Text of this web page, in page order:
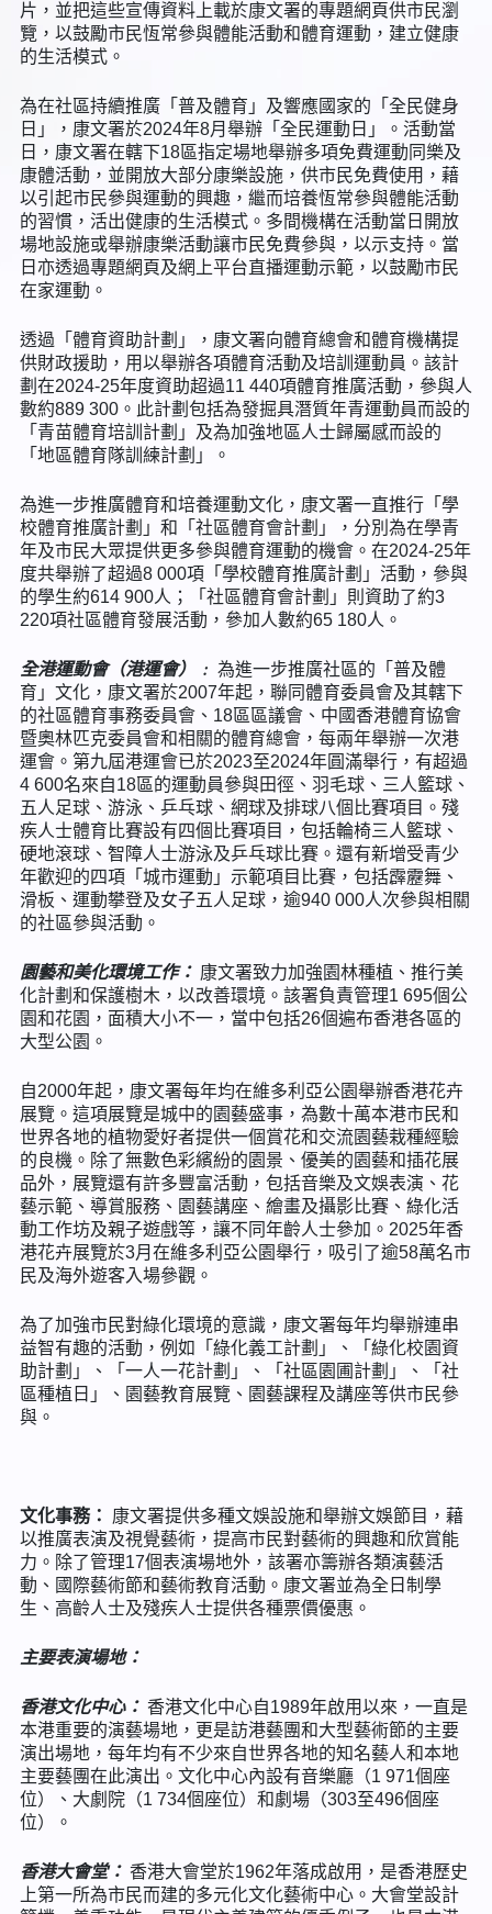
片，並把這些宣傳資料上載於康文署的專題網頁供市民瀏
覽，以鼓勵市民恆常參與體能活動和體育運動，建立健康
的生活模式。
為在社區持續推廣「普及體育」及響應國家的「全民健身
日」，康文署於2024年8月舉辦「全民運動日」。活動當
日，康文署在轄下18區指定場地舉辦多項免費運動同樂及
康體活動，並開放大部分康樂設施，供市民免費使用，藉
以引起市民參與運動的興趣，繼而培養恆常參與體能活動
的習慣，活出健康的生活模式。多間機構在活動當日開放
場地設施或舉辦康樂活動讓市民免費參與，以示支持。當
日亦透過專題網頁及網上平台直播運動示範，以鼓勵市民
在家運動。
透過「體育資助計劃」，康文署向體育總會和體育機構提
供財政援助，用以舉辦各項體育活動及培訓運動員。該計
劃在2024-25年度資助超過11 440項體育推廣活動，參與人
數約889 300。此計劃包括為發掘具潛質年青運動員而設的
「青苗體育培訓計劃」及為加強地區人士歸屬感而設的
「地區體育隊訓練計劃」。
為進一步推廣體育和培養運動文化，康文署一直推行「學
校體育推廣計劃」和「社區體育會計劃」，分別為在學青
年及市民大眾提供更多參與體育運動的機會。在2024-25年
度共舉辦了超過8 000項「學校體育推廣計劃」活動，參與
的學生約614 900人；「社區體育會計劃」則資助了約3
220項社區體育發展活動，參加人數約65 180人。
全港運動會（港運會）﹕ 為進一步推廣社區的「普及體
育」文化，康文署於2007年起，聯同體育委員會及其轄下
的社區體育事務委員會、18區區議會、中國香港體育協會
暨奧林匹克委員會和相關的體育總會，每兩年舉辦一次港
運會。第九屆港運會已於2023至2024年圓滿舉行，有超過
4 600名來自18區的運動員參與田徑、羽毛球、三人籃球、
五人足球、游泳、乒乓球、網球及排球八個比賽項目。殘
疾人士體育比賽設有四個比賽項目，包括輪椅三人籃球、
硬地滾球、智障人士游泳及乒乓球比賽。還有新增受青少
年歡迎的四項「城市運動」示範項目比賽，包括霹靂舞、
滑板、運動攀登及女子五人足球，逾940 000人次參與相關
的社區參與活動。
園藝和美化環境工作： 康文署致力加強園林種植、推行美
化計劃和保護樹木，以改善環境。該署負責管理1 695個公
園和花園，面積大小不一，當中包括26個遍布香港各區的
大型公園。
自2000年起，康文署每年均在維多利亞公園舉辦香港花卉
展覽。這項展覽是城中的園藝盛事，為數十萬本港市民和
世界各地的植物愛好者提供一個賞花和交流園藝栽種經驗
的良機。除了無數色彩繽紛的園景、優美的園藝和插花展
品外，展覽還有許多豐富活動，包括音樂及文娛表演、花
藝示範、導賞服務、園藝講座、繪畫及攝影比賽、綠化活
動工作坊及親子遊戲等，讓不同年齡人士參加。2025年香
港花卉展覽於3月在維多利亞公園舉行，吸引了逾58萬名市
民及海外遊客入場參觀。
為了加強市民對綠化環境的意識，康文署每年均舉辦連串
益智有趣的活動，例如「綠化義工計劃」、「綠化校園資
助計劃」、「一人一花計劃」、「社區園圃計劃」、「社
區種植日」、園藝教育展覽、園藝課程及講座等供市民參
與。
文化事務：
康文署提供多種文娛設施和舉辦文娛節目，藉
以推廣表演及視覺藝術，提高市民對藝術的興趣和欣賞能
力。除了管理17個表演場地外，該署亦籌辦各類演藝活
動、國際藝術節和藝術教育活動。康文署並為全日制學
生、高齡人士及殘疾人士提供各種票價優惠。
主要表演場地：
香港文化中心： 香港文化中心自1989年啟用以來，一直是
本港重要的演藝場地，更是訪港藝團和大型藝術節的主要
演出場地，每年均有不少來自世界各地的知名藝人和本地
主要藝團在此演出。文化中心內設有音樂廳（1 971個座
位）、大劇院（1 734個座位）和劇場（303至496個座
位）。
香港大會堂： 香港大會堂於1962年落成啟用，是香港歷史
上第一所為市民而建的多元化文化藝術中心。大會堂設計